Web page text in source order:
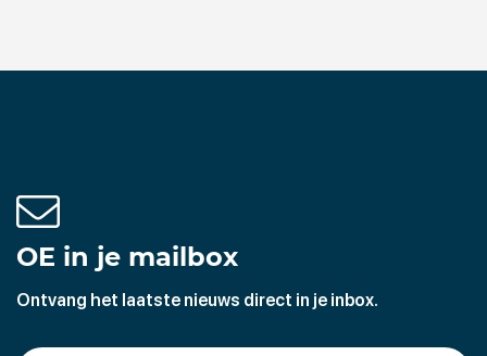
OE in je mailbox
Ontvang het laatste nieuws direct in je inbox.